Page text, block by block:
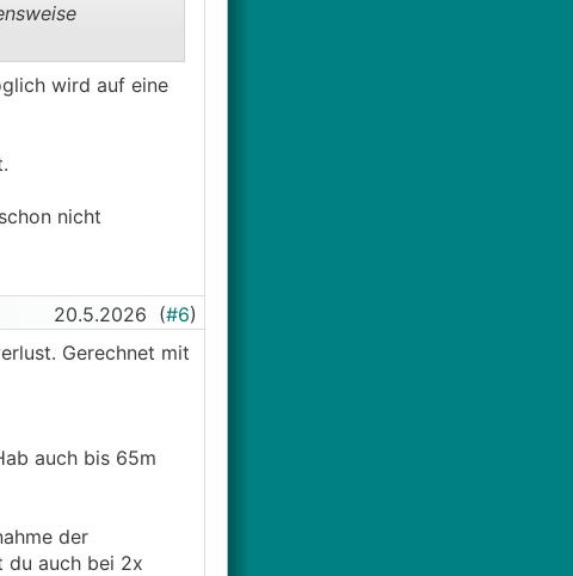
wird auf eine
nicht
20.5.2026 (#6)
Gerechnet mit
auch bis 65m
der
du auch bei 2x